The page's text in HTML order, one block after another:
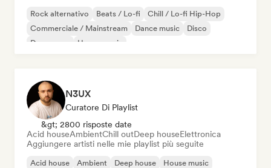
Rock alternativo Beats / Lo-fi
Chill / Lo-fi Hip-Hop
Commerciale / Mainstream
Dance music
Disco
Dream pop
House music
N3UX
Curatore Di Playlist
&gt; 2800 risposte date
Acid houseAmbientChill outDeep houseElettronica
Aggiungere artisti nelle mie playlist più seguite
Acid house Ambient Deep house
House music